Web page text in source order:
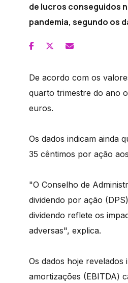
de lucros conseguidos
pandemia, segundo os
De acordo com os
quarto trimestre do ano
euros.
Os dados indicam ainda
35 cêntimos por ação
"O Conselho de
dividendo por ação
dividendo reflete os
adversas", explica.
Os dados hoje
amortizações (EBITDA)